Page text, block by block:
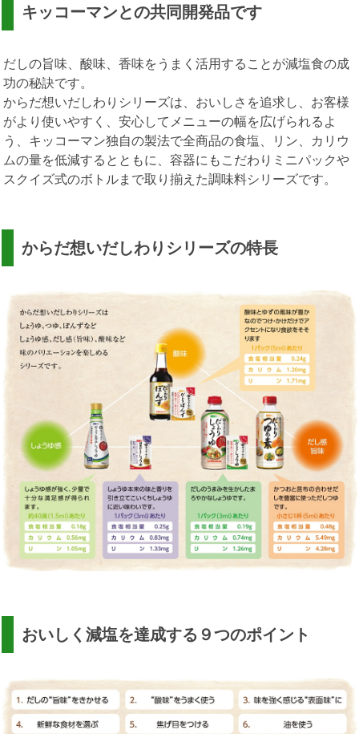
キッコーマンとの共同開発品です
だしの旨味、酸味、香味をうまく活用することが減塩食の成
功の秘訣です。
からだ想いだしわりシリーズは、おいしさを追求し、お客様
がより使いやすく、安心してメニューの幅を広げられるよ
う、キッコーマン独自の製法で全商品の食塩、リン、カリウ
ムの量を低減するとともに、容器にもこだわりミニパックや
スクイズ式のボトルまで取り揃えた調味料シリーズです。
からだ想いだしわりシリーズの特長
おいしく減塩を達成する９つのポイント